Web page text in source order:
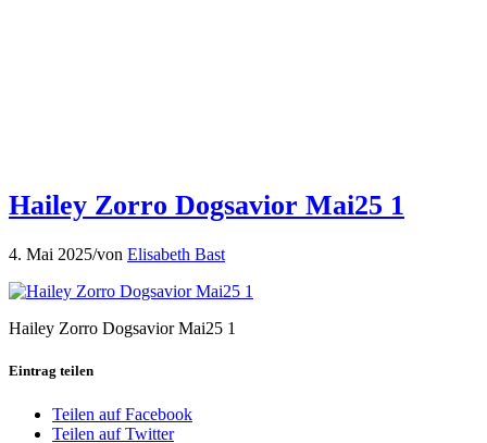
Hailey Zorro Dogsavior Mai25 1
4. Mai 2025/von Elisabeth Bast
Hailey Zorro Dogsavior Mai25 1
Eintrag teilen
Teilen auf Facebook
Teilen auf Twitter